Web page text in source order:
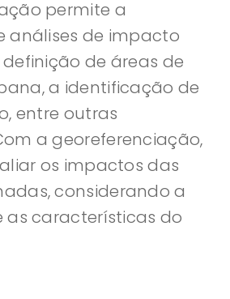
permite a
análises de impacto
de áreas de
a identificação de
entre outras
a georeferenciação,
os impactos das
considerando a
as características do